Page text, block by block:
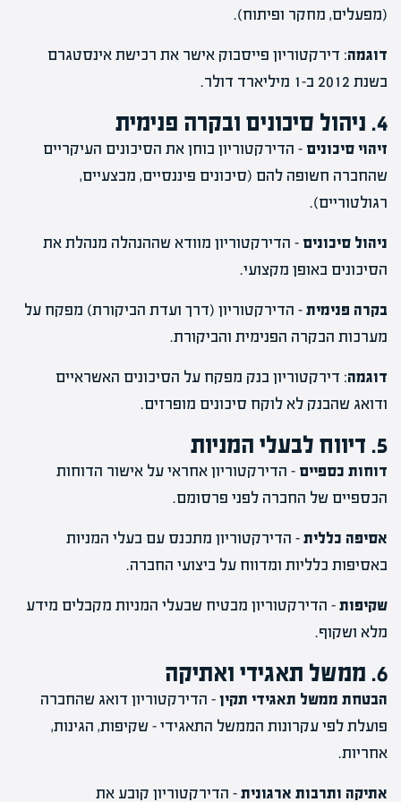
(מפעלים, מחקר ופיתוח).
דוגמה: דירקטוריון פייסבוק אישר את רכישת אינסטגרם
בשנת 2012 ב-1 מיליארד דולר.
4. ניהול סיכונים ובקרה פנימית
זיהוי סיכונים – הדירקטוריון בוחן את הסיכונים העיקריים
שהחברה חשופה להם (סיכונים פיננסיים, מבצעיים,
רגולטוריים).
ניהול סיכונים – הדירקטוריון מוודא שההנהלה מנהלת את
הסיכונים באופן מקצועי.
בקרה פנימית– הדירקטוריון (דרך ועדת הביקורת) מפקח על
מערכות הבקרה הפנימית והביקורת.
דוגמה: דירקטוריון בנק מפקח על הסיכונים האשראיים
ודואג שהבנק לא לוקח סיכונים מופרזים.
5. דיווח לבעלי המניות
דוחות כספיים – הדירקטוריון אחראי על אישור הדוחות
הכספיים של החברה לפני פרסומם.
אסיפה כללית– הדירקטוריון מתכנס עם בעלי המניות
באסיפות כלליות ומדווח על ביצועי החברה.
שקיפות– הדירקטוריון מבטיח שבעלי המניות מקבלים מידע
מלא ושקוף.
6. ממשל תאגידי ואתיקה
הבטחת ממשל תאגידי תקין– הדירקטוריון דואג שהחברה
פועלת לפי עקרונות הממשל התאגידי – שקיפות, הגינות,
אחריות.
אתיקה ותרבות ארגונית– הדירקטוריון קובע את